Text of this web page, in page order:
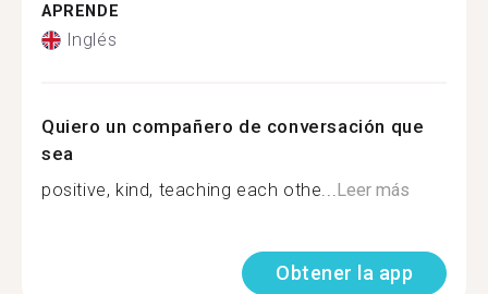
APRENDE
Inglés
Quiero un compañero de conversación que
sea
positive, kind, teaching each othe...Leer más
Obtener la app